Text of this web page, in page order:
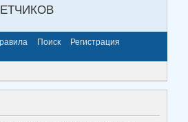
Поиск
Регистрация